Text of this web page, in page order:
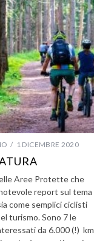
1 DICEMBRE 2020
Aree Protette che
report sul tema
come semplici ciclisti
turismo. Sono 7 le
da 6.000 (!) km